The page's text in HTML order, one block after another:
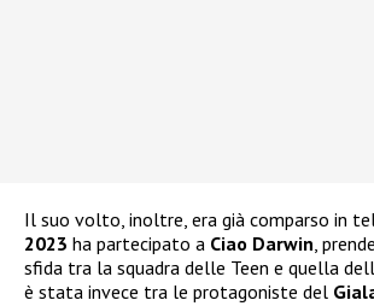
Il suo volto, inoltre, era già comparso in
2023 ha partecipato a Ciao Darwin,
sfida tra la squadra delle Teen e quella
è stata invece tra le protagoniste del